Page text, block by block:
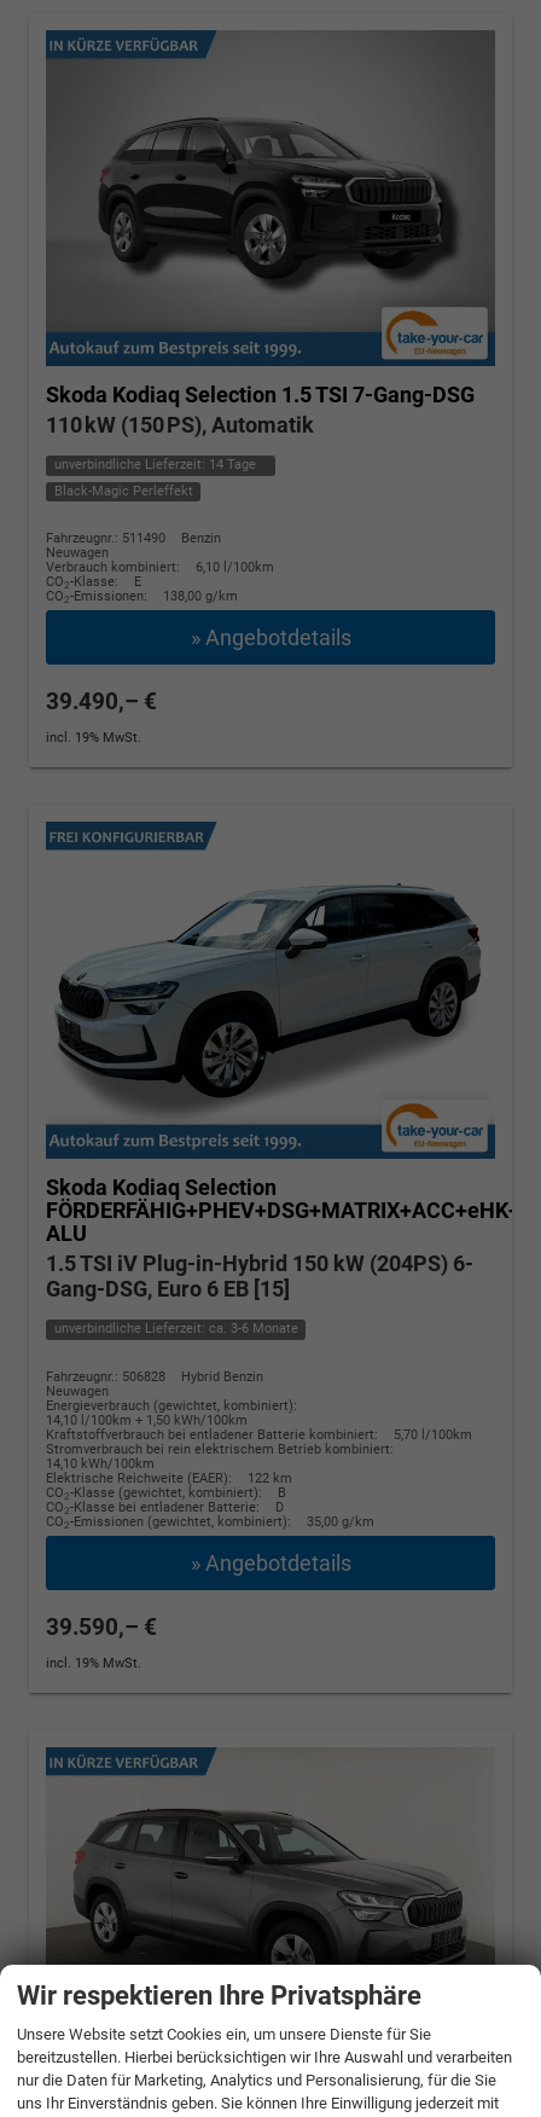
Skoda Kodiaq Selection 1.5 TSI 7-Gang-DSG
110 kW (150 PS), Automatik
unverbindliche Lieferzeit: 14 Tage
Black-Magic Perleffekt
Fahrzeugnr.: 511490
Benzin
Neuwagen
Verbrauch kombiniert:
6,10 l/100km
CO2-Klasse:
E
CO2-Emissionen: 138,00 g/km
» Angebotdetails
39.490,– €
incl. 19% MwSt.
Skoda Kodiaq Selection
ALU
1.5 TSI iV Plug-in-Hybrid 150 kW (204PS) 6-
Gang-DSG, Euro 6 EB [15]
unverbindliche Lieferzeit: ca. 3-6 Monate
Fahrzeugnr.: 506828
Hybrid Benzin
Neuwagen
Energieverbrauch (gewichtet, kombiniert):
14,10 l/100km + 1,50 kWh/100km
Kraftstoffverbrauch bei entladener Batterie kombiniert:
5,70 l/100km
Stromverbrauch bei rein elektrischem Betrieb kombiniert:
14,10 kWh/100km
Elektrische Reichweite (EAER):
122 km
CO2-Klasse (gewichtet, kombiniert):
B
CO2-Klasse bei entladener Batterie:
D
CO2-Emissionen (gewichtet, kombiniert): 35,00 g/km
» Angebotdetails
39.590,– €
incl. 19% MwSt.
Skoda Kodiaq1.5 TSI mHEV 110 kW Selection
Wir respektieren Ihre Privatsphäre
Unsere Website setzt Cookies ein, um unsere Dienste für Sie
bereitzustellen. Hierbei berücksichtigen wir Ihre Auswahl und verarbeiten
nur die Daten für Marketing, Analytics und Personalisierung, für die Sie
uns Ihr Einverständnis geben. Sie können Ihre Einwilligung jederzeit mit